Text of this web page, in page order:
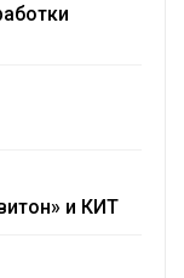
и КИТ